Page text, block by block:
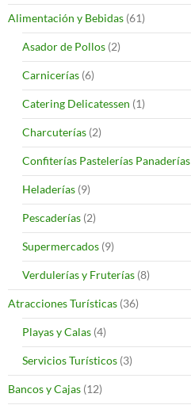
Alimentación y Bebidas (61)
Asador de Pollos (2)
Carnicerías (6)
Catering Delicatessen (1)
Charcuterías (2)
Confiterías Pastelerías Panaderías
Heladerías (9)
Pescaderías (2)
Supermercados (9)
Verdulerías y Fruterías (8)
Atracciones Turísticas (36)
Playas y Calas (4)
Servicios Turísticos (3)
Bancos y Cajas (12)